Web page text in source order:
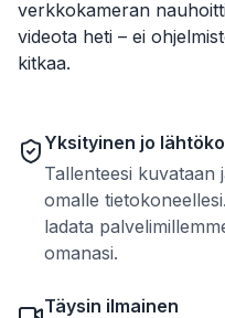
verkkokameran
videota heti – ei
kitkaa.
Yksityinen jo
Tallenteesi kuvataan
omalle
ladata
omanasi.
Täysin ilmainen